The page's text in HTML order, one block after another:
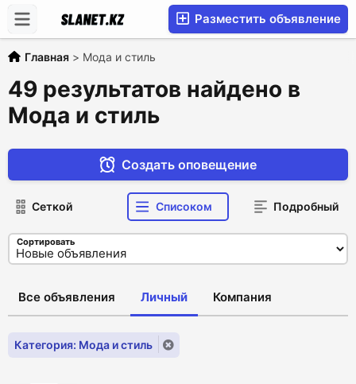
Разместить объявление
Главная > Мода и стиль
49 результатов найдено в
Мода и стиль
Создать оповещение
Сеткой Списоком Подробный
Сортировать
Все объявления Личный Компания
Категория: Мода и стиль